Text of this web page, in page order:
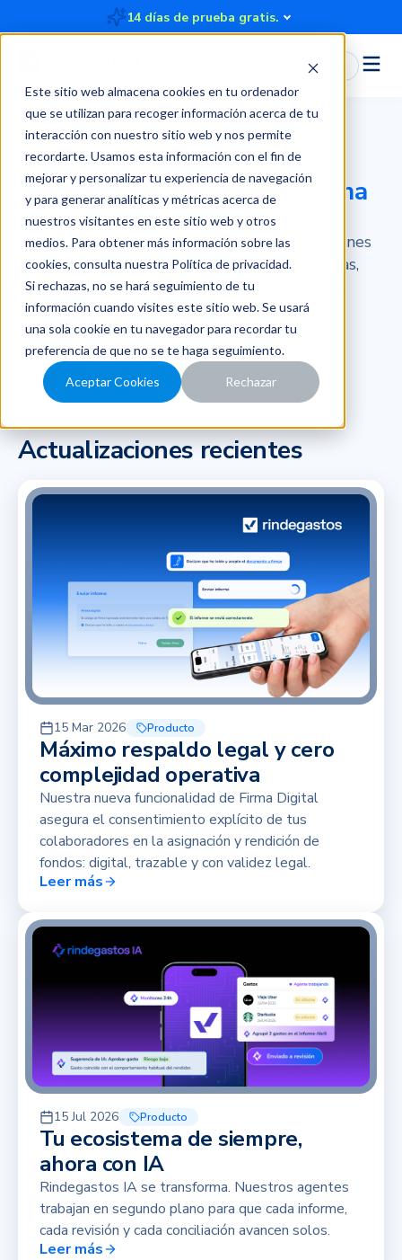
Este sitio web almacena cookies en tu ordenador
que se utilizan para recoger información acerca de tu
interacción con nuestro sitio web y nos permite
recordarte. Usamos esta información con el fin de
mejorar y personalizar tu experiencia de navegación
y para generar analíticas y métricas acerca de
nuestros visitantes en este sitio web y otros
medios. Para obtener más información sobre las
cookies, consulta nuestra Política de privacidad.
Si rechazas, no se hará seguimiento de tu
información cuando visites este sitio web. Se usará
una sola cookie en tu navegador para recordar tu
preferencia de que no se te haga seguimiento.
Aceptar Cookies Rechazar
14 días de prueba gratis.
Iniciar Sesión
Novedades de laplataforma
En esta sección encontrarás las actualizaciones
sobre Rindegastos con las últimas mejoras,
nuevas funciones y lanzamientos de la
plataforma.
Actualizaciones recientes
15 Mar 2026 Producto
Máximo respaldo legal y cero
complejidad operativa
Nuestra nueva funcionalidad de Firma Digital
asegura el consentimiento explícito de tus
colaboradores en la asignación y rendición de
fondos: digital, trazable y con validez legal.
Leer más
15 Jul 2026 Producto
Tu ecosistema de siempre,
ahora con IA
Rindegastos IA se transforma. Nuestros agentes
trabajan en segundo plano para que cada informe,
cada revisión y cada conciliación avancen solos.
Leer más